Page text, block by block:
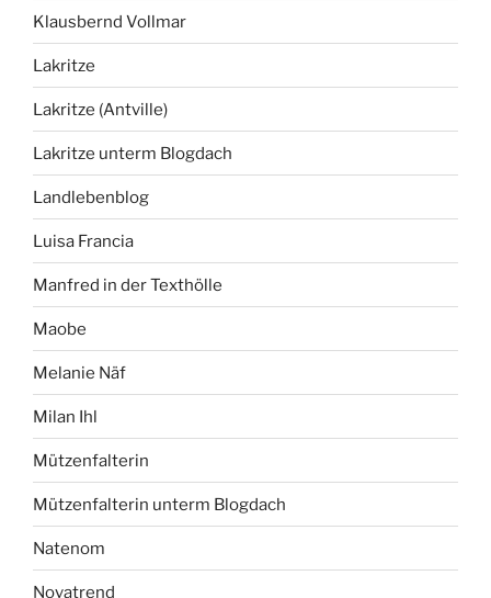
Klausbernd Vollmar
Lakritze
Lakritze (Antville)
Lakritze unterm Blogdach
Landlebenblog
Luisa Francia
Manfred in der Texthölle
Maobe
Melanie Näf
Milan Ihl
Mützenfalterin
Mützenfalterin unterm Blogdach
Natenom
Novatrend